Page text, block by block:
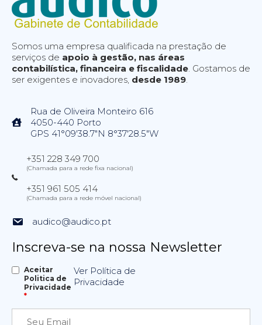
Somos uma empresa qualificada na prestação de
serviços de apoio à gestão, nas áreas
contabilística, financeira e fiscalidade. Gostamos de
ser exigentes e inovadores, desde 1989.
Rua de Oliveira Monteiro 616
4050-440 Porto
GPS 41°09'38.7"N 8°37'28.5"W
+351 228 349 700
(Chamada para a rede fixa nacional)
+351 961 505 414
(Chamada para a rede móvel nacional)
audico@audico.pt
Inscreva-se na nossa Newsletter
Aceitar
Politica de
Privacidade
*
Ver Política de
Privacidade